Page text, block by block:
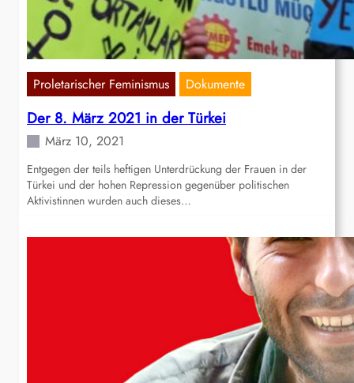
Proletarischer Feminismus Dokumente
Der 8. März 2021 in der Türkei
März 10, 2021
Entgegen der teils heftigen Unterdrückung der Frauen in der
Türkei und der hohen Repression gegenüber politischen
Aktivistinnen wurden auch dieses…